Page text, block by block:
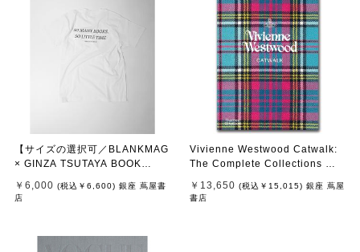
【サイズの選択可／BLANKMAG
× GINZA TSUTAYA BOOK
TLE TIME" S/S TEE（WHITE）
￥6,000 (税込 ￥6,600) 銀座 蔦屋書
店
Vivienne Westwood Catwalk:
The Complete Collections ヴ
ャットウォーク ：コンプリート
￥13,650 (税込 ￥15,015) 銀座 蔦屋
書店